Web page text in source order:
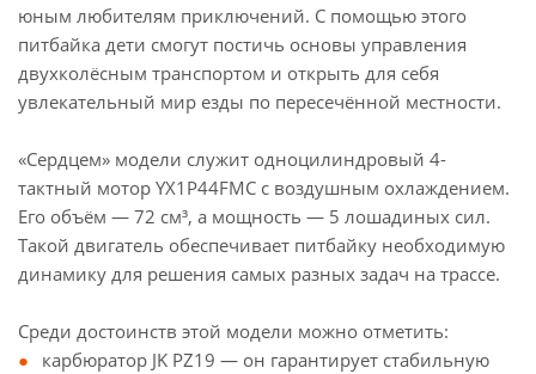
юным любителям приключений. С помощью этого
питбайка дети смогут постичь основы управления
двухколёсным транспортом и открыть для себя
увлекательный мир езды по пересечённой местности.
«Сердцем» модели служит одноцилиндровый 4-
тактный мотор YX1P44FMC с воздушным охлаждением.
Его объём — 72 см³, а мощность — 5 лошадиных сил.
Такой двигатель обеспечивает питбайку необходимую
динамику для решения самых разных задач на трассе.
Среди достоинств этой модели можно отметить:
карбюратор JK PZ19 — он гарантирует стабильную